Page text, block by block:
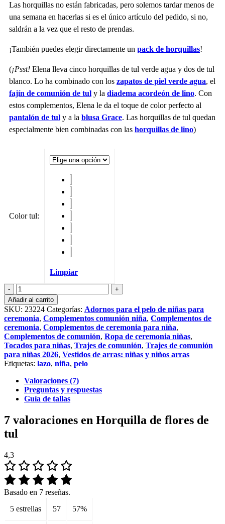
Las horquillas no están fabricadas, pero solemos tardar menos de
una semana en hacerlas si es el único artículo del pedido, si no,
saldrán a la vez que el resto de prendas.
¡También puedes elegir directamente un pack de horquillas!
(¡Psst! Elena lleva cinco horquillas de tul verde agua y dos de tul
blanco. Lo ha combinado con los zapatos de piel verde agua, el
fajín de comunión de tul y la diadema acordeón de lino. Con
estos complementos, Elena le da el toque de color perfecto al
pantalón de tul y a la blusa Grace. Las horquillas de tul quedan
especialmente bien combinadas con las horquillas de lino)
Color tul:
Limpiar
Horquilla
de
flores
de
tul
cantidad
Añadir al carrito
SKU: 23224 Categorías: Adornos para el pelo de niñas para
ceremonia, Complementos comunión niña, Complementos de
ceremonia, Complementos de ceremonia para niña,
Complementos de comunión, Ropa de ceremonia niñas,
Tocados para niñas, Trajes de comunión, Trajes de comunión
para niñas 2026, Vestidos de arras: niñas y niños arras
Etiquetas: lazo, niña, pelo
Valoraciones (7)
Preguntas y respuestas
Guía de tallas
7 valoraciones en Horquilla de flores de
tul
4,3
Basado en 7 reseñas.
5 estrellas
57 57%